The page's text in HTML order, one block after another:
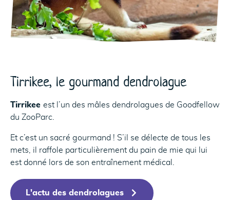
Tirrikee, le gourmand dendrolague
Tirrikee est l’un des mâles dendrolagues de Goodfellow
du ZooParc.
Et c’est un sacré gourmand ! S’il se délecte de tous les
mets, il raffole particulièrement du pain de mie qui lui
est donné lors de son entraînement médical.
L'actu des dendrolagues